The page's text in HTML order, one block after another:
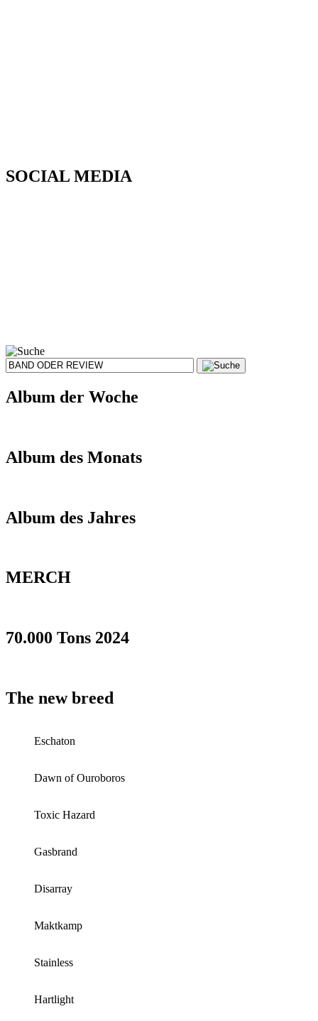
SOCIAL MEDIA
Album der Woche
Album des Monats
Album des Jahres
MERCH
70.000 Tons 2024
The new breed
Eschaton
Dawn of Ouroboros
Toxic Hazard
Gasbrand
Disarray
Maktkamp
Stainless
Hartlight